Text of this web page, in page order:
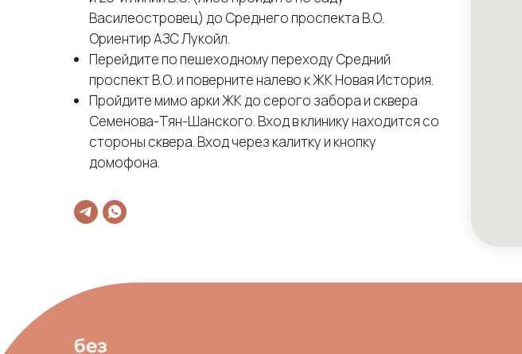
Василеостровец) до Среднего проспекта В.О.
Ориентир АЗС Лукойл.
Перейдите по пешеходному переходу Средний
проспект В.О. и поверните налево к ЖК Новая История.
Пройдите мимо арки ЖК до серого забора и сквера
Семенова-Тян-Шанского. Вход в клинику находится со
стороны сквера. Вход через калитку и кнопку
домофона.